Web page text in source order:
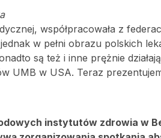
współpracowała z
w pełni obrazu polskich
są też i inne prężnie
UMB w USA. Teraz
instytutów zdrowia w